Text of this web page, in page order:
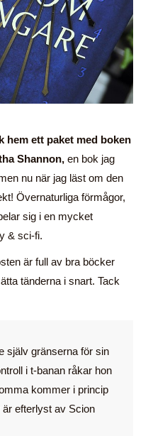
hem ett paket med boken
Shannon, en bok jag
nu när jag läst om den
Övernaturliga förmågor,
sig i en mycket
& sci-fi.
är full av bra böcker
tänderna i snart. Tack
själv gränserna för sin
i t-banan råkar hon
kommer i princip
efterlyst av Scion